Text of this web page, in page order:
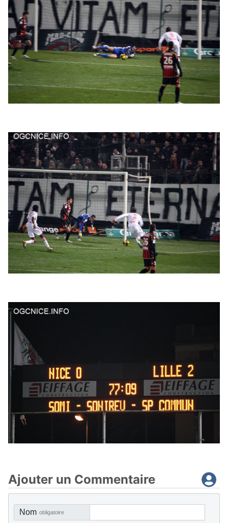
Ajouter un Commentaire
Nom obligatoire